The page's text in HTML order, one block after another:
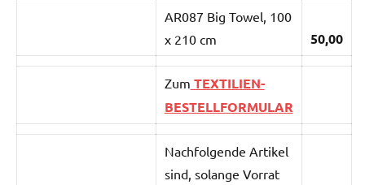
AR087 Big Towel, 100
x 210 cm
50,00
Zum TEXTILIEN-
BESTELLFORMULAR
Nachfolgende Artikel
sind, solange Vorrat